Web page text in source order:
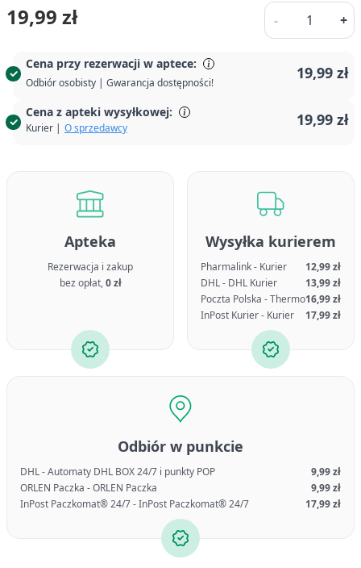
Cena przy rezerwacji w aptece:
Odbiór osobisty | Gwarancja dostępności!
19,99 zł
Cena z apteki wysyłkowej:
Kurier | O sprzedawcy 19,99 zł
19,99 zł -
Ilość
+
Apteka
Rezerwacja i zakup
bez opłat,0 zł
Wysyłka kurierem
Pharmalink - Kurier
12,99 zł
DHL - DHL Kurier
13,99 zł
Poczta Polska - Thermo16,99 zł
InPost Kurier - Kurier
17,99 zł
Odbiór w punkcie
DHL - Automaty DHL BOX 24/7 i punkty POP
9,99 zł
ORLEN Paczka - ORLEN Paczka
9,99 zł
InPost Paczkomat® 24/7 - InPost Paczkomat® 24/7
17,99 zł